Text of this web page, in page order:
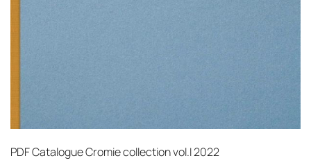
PDFCatalogue Cromie collection vol.I 2022